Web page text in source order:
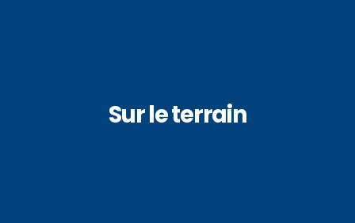
Sur le terrain